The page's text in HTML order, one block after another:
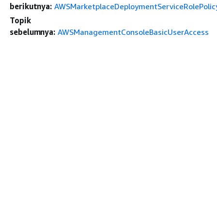
berikutnya:
Topik
sebelumnya: AWSManagementConsoleBasicUserAccess